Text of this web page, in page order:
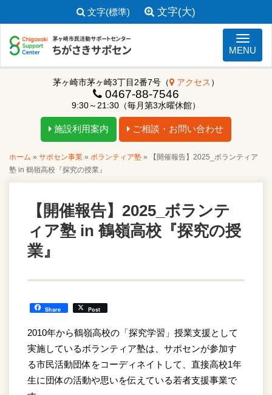
文字(標準) 文字(大)
ナビゲ
MENU
茅ヶ崎市茅ヶ崎3丁目2番7号（ アクセス ）
0467-88-7546
9:30～21:30（毎月第3水曜休館）
施設利用案内 ご相談・お問い合わせ
ホーム » サポセン事業 » ボランティア塾 »
【開催報告】2025_ボランティア
塾 in 鶴嶺高校『探究の授業』
【開催報告】2025_ボランテ
ィア塾 in 鶴嶺高校『探究の授
業』
Share Post
2010年から鶴嶺高校の「探究学習」授業支援として
実施しているボランティア塾は、サポセンが参加す
る市民活動団体をコーディネイトして、直接高校1年
生に団体の活動や思いを伝えている若者支援事業で